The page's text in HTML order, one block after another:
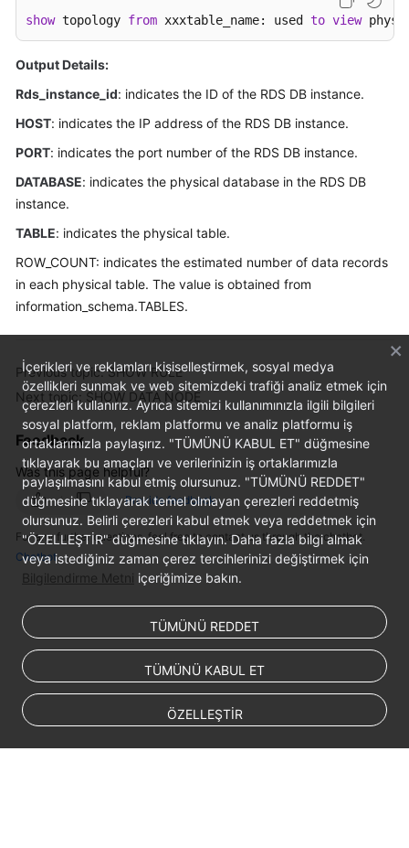
Billing
Started
User
API
Reference
SDK
Reference
Best
Performance
White
Paper
FAQs
Videos
More
Documents
General
show topology from xxxtable_name: used to view
Output Details:
Rds_instance_id: indicates the ID of the RDS DB instance.
HOST: indicates the IP address of the RDS DB instance.
PORT: indicates the port number of the RDS DB instance.
DATABASE: indicates the physical database in the RDS DB
instance.
TABLE: indicates the physical table.
ROW_COUNT: indicates the estimated number of data records
in each physical table. The value is obtained from
information_schema.TABLES.
Previous topic: SHOW RULE
Next topic: SHOW DATA NODE
Feedback
Was this page helpful?
Provide feedback
For any further questions, feel free to contact us through the chatbot.
Chatbot
İçerikleri ve reklamları kişiselleştirmek, sosyal medya
özellikleri sunmak ve web sitemizdeki trafiği analiz etmek için
çerezleri kullanırız. Ayrıca sitemizi kullanımınızla ilgili bilgileri
sosyal platform, reklam platformu ve analiz platformu iş
ortaklarımızla paylaşırız. "TÜMÜNÜ KABUL ET" düğmesine
tıklayarak bu amaçları ve verilerinizin iş ortaklarımızla
paylaşılmasını kabul etmiş olursunuz. "TÜMÜNÜ REDDET"
düğmesine tıklayarak temel olmayan çerezleri reddetmiş
olursunuz. Belirli çerezleri kabul etmek veya reddetmek için
"ÖZELLEŞTİR" düğmesine tıklayın. Daha fazla bilgi almak
veya istediğiniz zaman çerez tercihlerinizi değiştirmek için
Bilgilendirme Metni içeriğimize bakın.
TÜMÜNÜ REDDET
TÜMÜNÜ KABUL ET
ÖZELLEŞTİR